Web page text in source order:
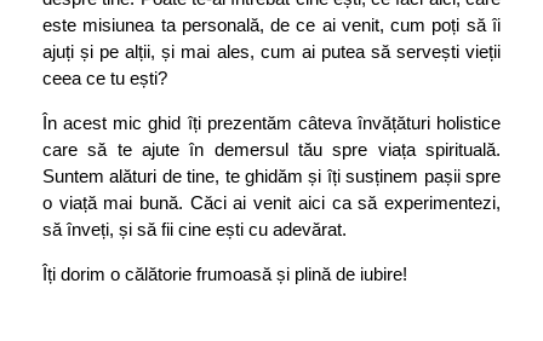
este misiunea ta personală, de ce ai venit, cum poți să îi
ajuți și pe alții, și mai ales, cum ai putea să servești vieții
ceea ce tu ești?
În acest mic ghid îți prezentăm câteva învățături holistice
care să te ajute în demersul tău spre viața spirituală.
Suntem alături de tine, te ghidăm și îți susținem pașii spre
o viață mai bună. Căci ai venit aici ca să experimentezi,
să înveți, și să fii cine ești cu adevărat.
Îți dorim o călătorie frumoasă și plină de iubire!